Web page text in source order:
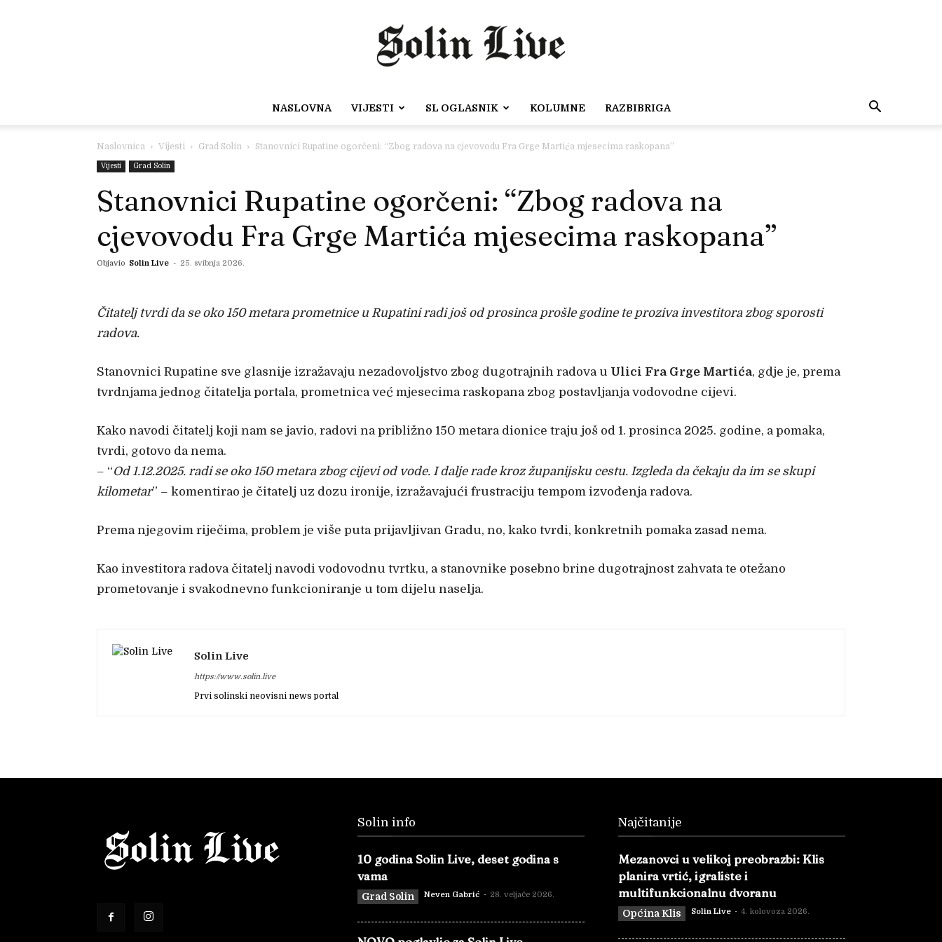
NASLOVNA VIJESTI SL OGLASNIK KOLUMNE RAZBIBRIGA
Naslovnica Vijesti Grad Solin Stanovnici Rupatine ogorčeni: “Zbog radova na cjevovodu Fra Grge Martića mjesecima raskopana”
Vijesti Grad Solin
Stanovnici Rupatine ogorčeni: “Zbog radova na
cjevovodu Fra Grge Martića mjesecima raskopana”
Objavio Solin Live - 25. svibnja 2026.
Čitatelj tvrdi da se oko 150 metara prometnice u Rupatini radi još od prosinca prošle godine te proziva investitora zbog sporosti
radova.
Stanovnici Rupatine sve glasnije izražavaju nezadovoljstvo zbog dugotrajnih radova u Ulici Fra Grge Martića, gdje je, prema
tvrdnjama jednog čitatelja portala, prometnica već mjesecima raskopana zbog postavljanja vodovodne cijevi.
Kako navodi čitatelj koji nam se javio, radovi na približno 150 metara dionice traju još od 1. prosinca 2025. godine, a pomaka,
tvrdi, gotovo da nema.
– “Od 1.12.2025. radi se oko 150 metara zbog cijevi od vode. I dalje rade kroz županijsku cestu. Izgleda da čekaju da im se skupi
kilometar” – komentirao je čitatelj uz dozu ironije, izražavajući frustraciju tempom izvođenja radova.
Prema njegovim riječima, problem je više puta prijavljivan Gradu, no, kako tvrdi, konkretnih pomaka zasad nema.
Kao investitora radova čitatelj navodi vodovodnu tvrtku, a stanovnike posebno brine dugotrajnost zahvata te otežano
prometovanje i svakodnevno funkcioniranje u tom dijelu naselja.
Solin Live
https://www.solin.live
Prvi solinski neovisni news portal
Solin info
10 godina Solin Live, deset godina s
vama
Grad Solin Neven Gabrić - 28. veljače 2026.
Najčitanije
Mezanovci u velikoj preobrazbi: Klis
planira vrtić, igralište i
multifunkcionalnu dvoranu
Općina Klis Solin Live - 4. kolovoza 2026.